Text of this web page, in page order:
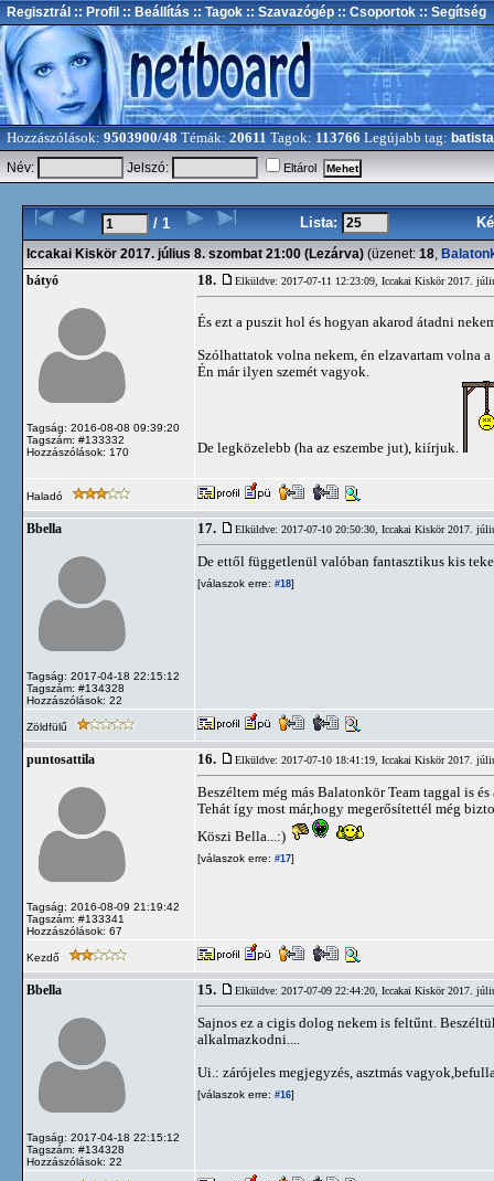
Regisztrál :: Profil :: Beállítás :: Tagok :: Szavazógép :: Csoportok :: Segítség
Hozzászólások: 9503900/48 Témák: 20611 Tagok: 113766 Legújabb tag: batista
Név:
Jelszó: Eltárol
/ 1 Lista:
Iccakai Kiskör 2017. július 8. szombat 21:00 (Lezárva) (üzenet: 18,
bátyó
Tagság: 2016-08-08 09:39:20
Tagszám: #133332
Hozzászólások: 170
18. Elküldve: 2017-07-11 12:23:09, Iccakai Kiskör 2017.
És ezt a puszit hol és hogyan akarod átadni
Szólhattatok volna nekem, én elzavartam volna a
Én már ilyen szemét vagyok.
De legközelebb (ha az eszembe jut), kiírjuk.
Haladó
Bbella
Tagság: 2017-04-18 22:15:12
Tagszám: #134328
Hozzászólások: 22
17. Elküldve: 2017-07-10 20:50:30, Iccakai Kiskör 2017.
De ettől függetlenül valóban fantasztikus kis
[válaszok erre: #18]
Zöldfülű
puntosattila
Tagság: 2016-08-09 21:19:42
Tagszám: #133341
Hozzászólások: 67
16. Elküldve: 2017-07-10 18:41:19, Iccakai Kiskör 2017.
Beszéltem még más Balatonkör Team taggal is
Tehát így most már,hogy megerősítettél még
Köszi Bella...:)
[válaszok erre: #17]
Kezdő
Bbella
Tagság: 2017-04-18 22:15:12
Tagszám: #134328
Hozzászólások: 22
15. Elküldve: 2017-07-09 22:44:20, Iccakai Kiskör 2017.
Sajnos ez a cigis dolog nekem is feltűnt.
alkalmazkodni....
Ui.: zárójeles megjegyzés, asztmás
[válaszok erre: #16]